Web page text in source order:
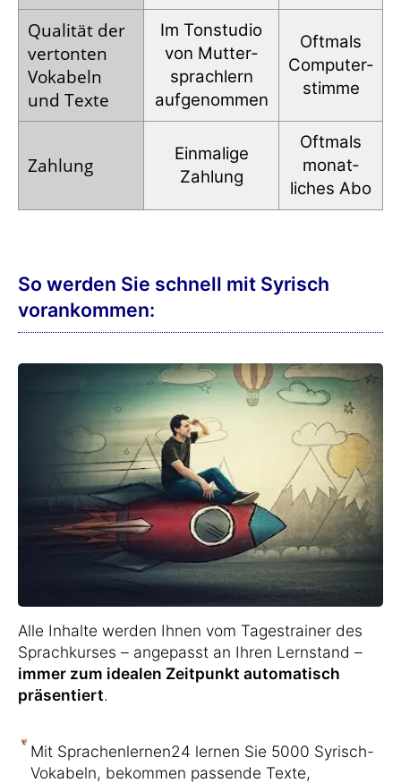
Qualität der
vertonten
Vokabeln
und Texte
Im Tonstudio
von Mutter­
sprachlern
auf­genommen
Oftmals
Computer­
stimme
Zahlung
Einmalige
Zahlung
Oftmals
monat­
liches Abo
So werden Sie schnell mit Syrisch
vorankommen:
Alle Inhalte werden Ihnen vom Tagestrainer des
Sprachkurses – angepasst an Ihren Lernstand –
immer zum idealen Zeitpunkt automatisch
präsentiert.
Mit Sprachenlernen24 lernen Sie 5000 Syrisch-
Vokabeln, bekommen passende Texte,